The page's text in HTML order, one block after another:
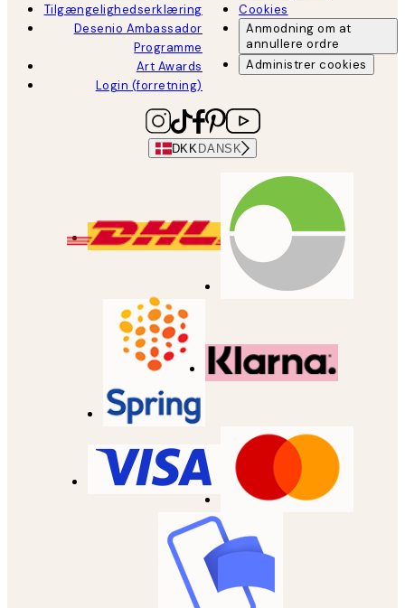
Tilgængelighedserklæring
Desenio Ambassador
Programme
Art Awards
Login (forretning)
Cookies
Anmodning om at
annullere ordre
Administrer cookies
DKK DANSK